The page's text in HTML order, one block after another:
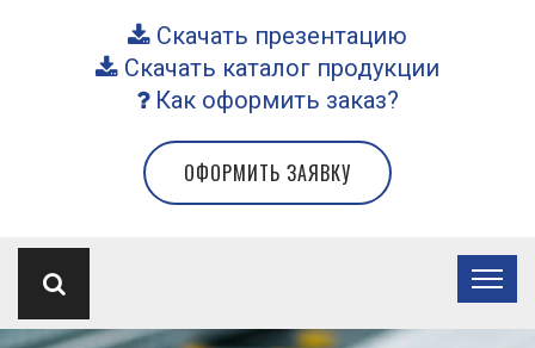
Скачать презентацию
Скачать каталог продукции
Как оформить заказ?
ОФОРМИТЬ ЗАЯВКУ